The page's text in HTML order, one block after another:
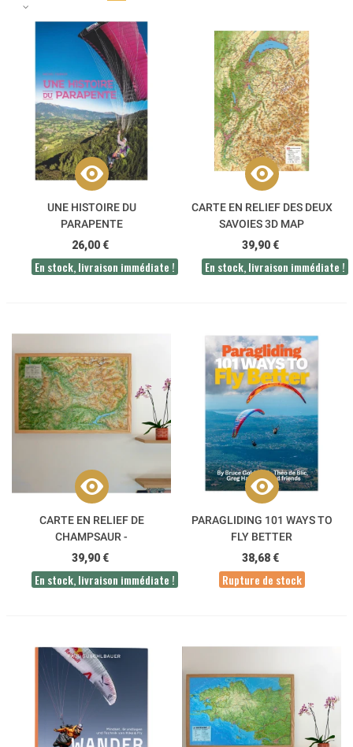
UNE HISTOIRE DU
PARAPENTE
26,00 €
En stock, livraison immédiate !
CARTE EN RELIEF DES DEUX
SAVOIES 3D MAP
39,90 €
En stock, livraison immédiate !
CARTE EN RELIEF DE
CHAMPSAUR -
VALGAUDEMAR - DÉVOLUY
3DMAP
39,90 €
En stock, livraison immédiate !
PARAGLIDING 101 WAYS TO
FLY BETTER
38,68 €
Rupture de stock